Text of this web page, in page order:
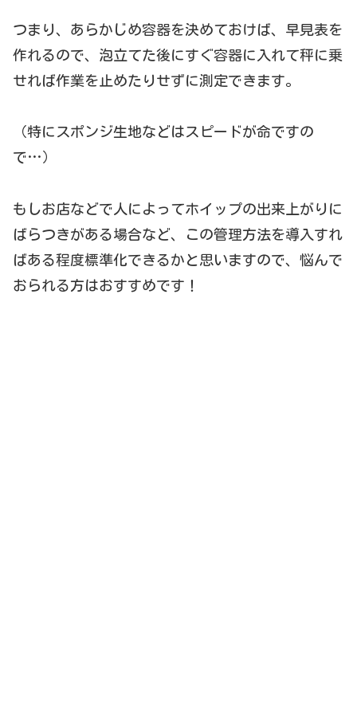
つまり、あらかじめ容器を決めておけば、早見表を
作れるので、泡立てた後にすぐ容器に入れて秤に乗
せれば作業を止めたりせずに測定できます。
（特にスポンジ生地などはスピードが命ですの
で…）
もしお店などで人によってホイップの出来上がりに
ばらつきがある場合など、この管理方法を導入すれ
ばある程度標準化できるかと思いますので、悩んで
おられる方はおすすめです！